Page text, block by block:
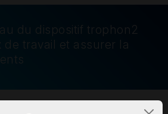
du dispositif trophon2
de travail et assurer la